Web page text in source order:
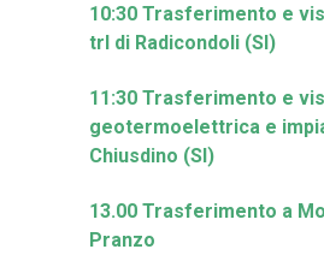
10:30 Trasferimento e
trl di Radicondoli (SI)
11:30 Trasferimento e
geotermoelettrica e
Chiusdino (SI)
13.00 Trasferimento a
Pranzo